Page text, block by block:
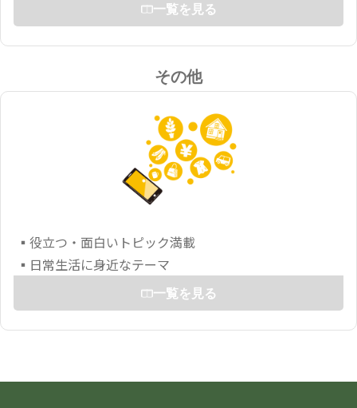
一覧を見る
その他
▪役立つ・面白いトピック満載
▪日常生活に身近なテーマ
一覧を見る